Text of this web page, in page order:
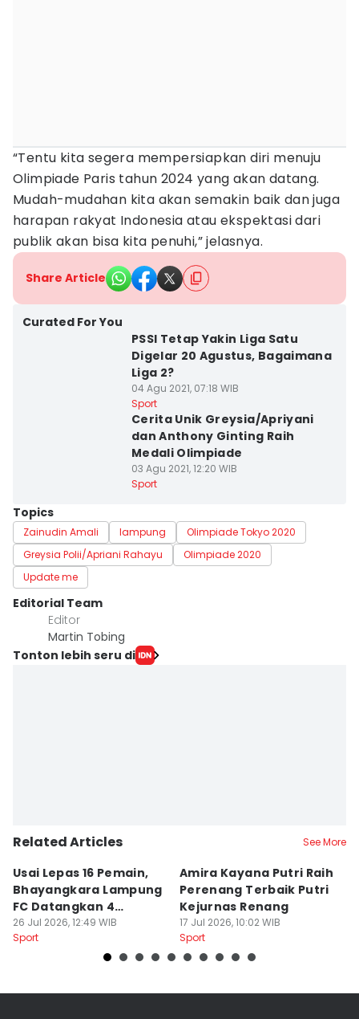
“Tentu kita segera mempersiapkan diri menuju
Olimpiade Paris tahun 2024 yang akan datang.
Mudah-mudahan kita akan semakin baik dan juga
harapan rakyat Indonesia atau ekspektasi dari
publik akan bisa kita penuhi,” jelasnya.
Share Article
Curated For You
PSSI Tetap Yakin Liga Satu
Digelar 20 Agustus, Bagaimana
Liga 2?
04 Agu 2021, 07:18 WIB
Sport
Cerita Unik Greysia/Apriyani
dan Anthony Ginting Raih
Medali Olimpiade
03 Agu 2021, 12:20 WIB
Sport
Topics
Zainudin Amali lampung
Olimpiade Tokyo 2020
Greysia Polii/Apriani Rahayu
Olimpiade 2020
Update me
Editorial Team
Editor
Martin Tobing
Tonton lebih seru di
Related Articles See More
Usai Lepas 16 Pemain,
Bhayangkara Lampung
FC Datangkan 4
Rekrutan
26 Jul 2026, 12:49 WIB
Sport
Amira Kayana Putri Raih
Perenang Terbaik Putri
Kejurnas Renang
17 Jul 2026, 10:02 WIB
Sport